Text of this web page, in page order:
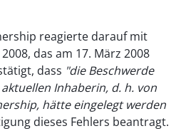
reagierte darauf mit
das am 17. März 2008
dass "die Beschwerde
Inhaberin, d. h. von
hätte eingelegt werden
dieses Fehlers beantragt.